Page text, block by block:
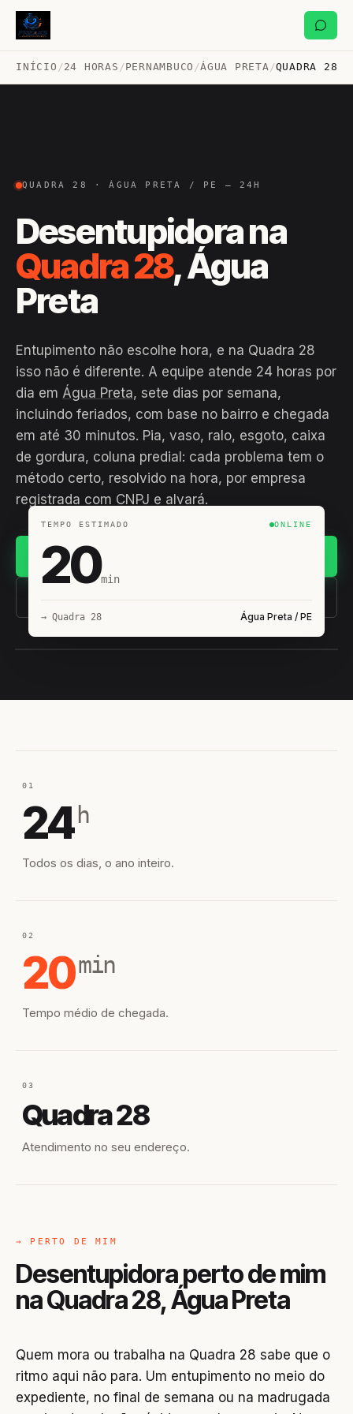
INÍCIO /24 HORAS /PERNAMBUCO /ÁGUA PRETA /QUADRA 28
QUADRA 28 · ÁGUA PRETA / PE — 24H
Desentupidora na
Quadra 28, Água
Preta
Entupimento não escolhe hora, e na Quadra 28
isso não é diferente. A equipe atende 24 horas por
dia em Água Preta, sete dias por semana,
incluindo feriados, com base no bairro e chegada
em até 30 minutos. Pia, vaso, ralo, esgoto, caixa
de gordura, coluna predial: cada problema tem o
método certo, resolvido na hora, por empresa
registrada com CNPJ e alvará.
(11) 93407-8838
TEMPO ESTIMADO ONLINE
20min
→ Quadra 28 Água Preta / PE
01
24 h
Todos os dias, o ano inteiro.
02
20min
Tempo médio de chegada.
03
Quadra 28
Atendimento no seu endereço.
→ PERTO DE MIM
Desentupidora perto de mim
na Quadra 28, Água Preta
Quem mora ou trabalha na Quadra 28 sabe que o
ritmo aqui não para. Um entupimento no meio do
expediente, no final de semana ou na madrugada